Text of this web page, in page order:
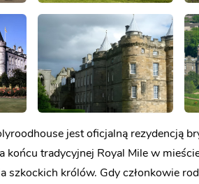
jest oficjalną rezydencją
końcu tradycyjnej Royal Mile w
szkockich królów. Gdy członkowie